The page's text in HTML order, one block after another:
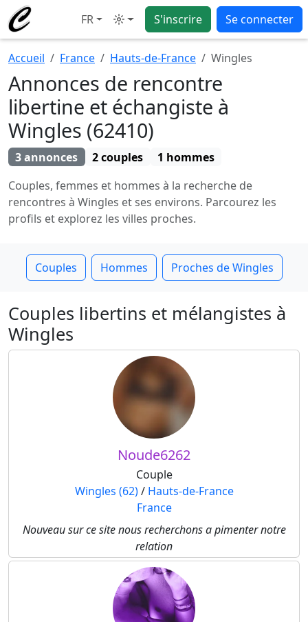
FR Mode S'inscrire Se connecter
Accueil France Hauts-de-France Wingles
Annonces de rencontre
libertine et échangiste à
Wingles (62410)
3 annonces 2 couples
1 hommes
Couples, femmes et hommes à la recherche de
rencontres à Wingles et ses environs. Parcourez les
profils et explorez les villes proches.
Couples Hommes Proches de Wingles
Couples libertins et mélangistes à
Wingles
Noude6262
Couple
Wingles (62)/ Hauts-de-France
France
Nouveau sur ce site nous recherchons a pimenter notre
relation